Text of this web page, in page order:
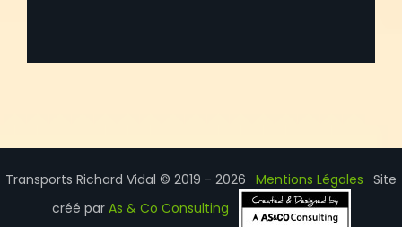
Transports Richard Vidal © 2019 - 2026 Mentions Légales Site
créé par As & Co Consulting